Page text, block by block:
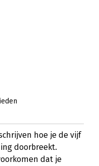
hoe je de vijf
doorbreekt.
dat je